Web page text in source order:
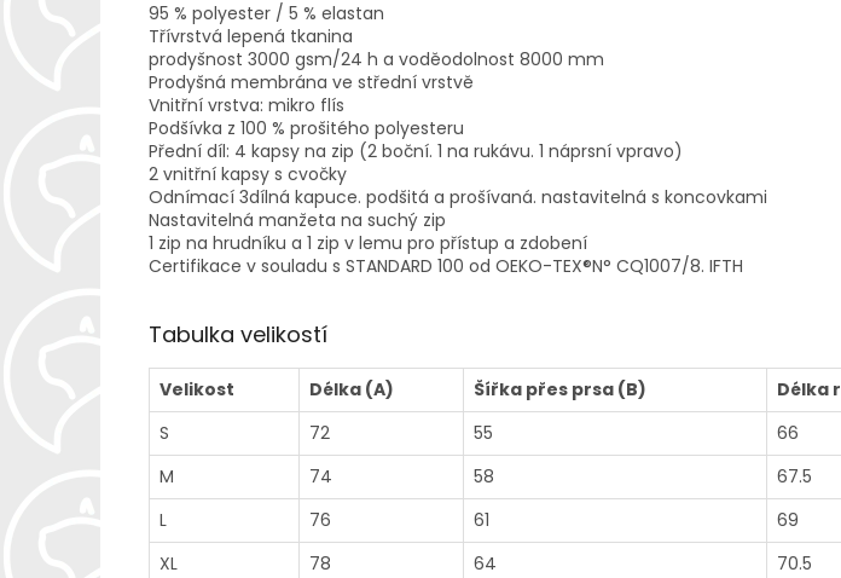
95 % polyester / 5 % elastan
Třívrstvá lepená tkanina
prodyšnost 3000 gsm/24 h a voděodolnost 8000 mm
Prodyšná membrána ve střední vrstvě
Vnitřní vrstva: mikro flís
Podšívka z 100 % prošitého polyesteru
Přední díl: 4 kapsy na zip (2 boční. 1 na rukávu. 1 náprsní vpravo)
2 vnitřní kapsy s cvočky
Odnímací 3dílná kapuce. podšitá a prošívaná. nastavitelná s koncovkami
Nastavitelná manžeta na suchý zip
1 zip na hrudníku a 1 zip v lemu pro přístup a zdobení
Certifikace v souladu s STANDARD 100 od OEKO-TEX®N° CQ1007/8. IFTH
Tabulka velikostí
Velikost Délka (A) Šířka přes prsa (B)
Délka
S
72 55
66
M
74 58
67.5
L
76 61
69
XL
78 64
70.5